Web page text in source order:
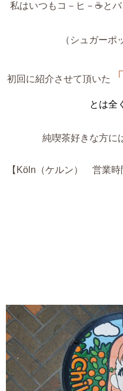
私はいつもコ－ヒ－☕と
（シュガーポ
初回に紹介させて頂いた
とは全
純喫茶好きな方に
【 Köln（ケルン）
営業時